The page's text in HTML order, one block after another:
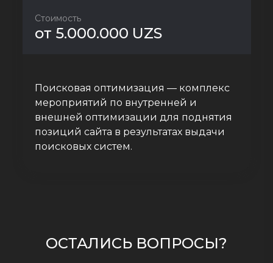
от 5.000.000 UZS
Стоимость
Поисковая оптимизация — комплекс
мероприятий по внутренней и
внешней оптимизации для поднятия
позиций сайта в результатах выдачи
поисковых систем.
ОСТАЛИСЬ ВОПРОСЫ?